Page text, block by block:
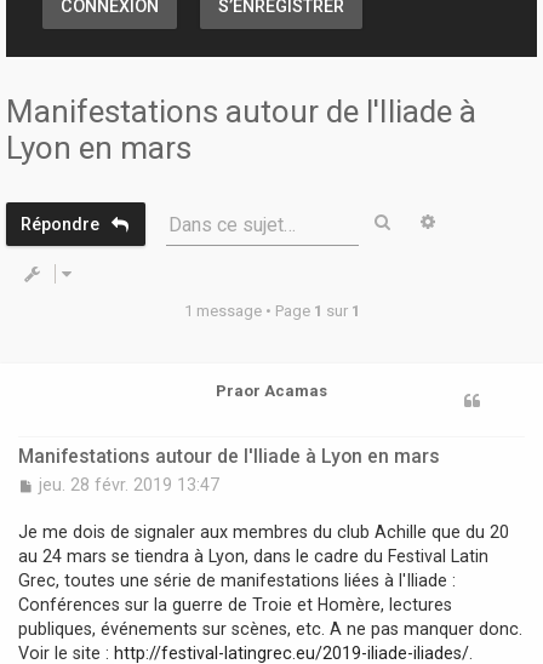
CONNEXION S’ENREGISTRER
Manifestations autour de l'Iliade à
Lyon en mars
Répondre Dans ce sujet… Rechercher
1 message • Page 1 sur 1
Praor Acamas
Manifestations autour de l'Iliade à Lyon en mars
M
s
a
g
e
jeu. 28 févr. 2019 13:47
Je me dois de signaler aux membres du club Achille que du 20
au 24 mars se tiendra à Lyon, dans le cadre du Festival Latin
Grec, toutes une série de manifestations liées à l'Iliade :
Conférences sur la guerre de Troie et Homère, lectures
publiques, événements sur scènes, etc. A ne pas manquer donc.
Voir le site : http://festival-latingrec.eu/2019-iliade-iliades/